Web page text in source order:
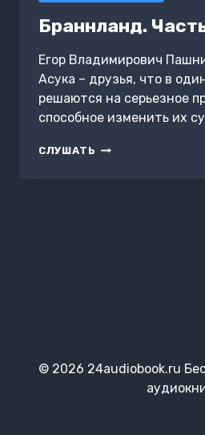
Браннланд.
Егор Владимирович
Асука – друзья, что в
решаются на серьезное
способное изменить их
СЛУШАТЬ БРАННЛАНД.
© 2026 24audiobook.ru